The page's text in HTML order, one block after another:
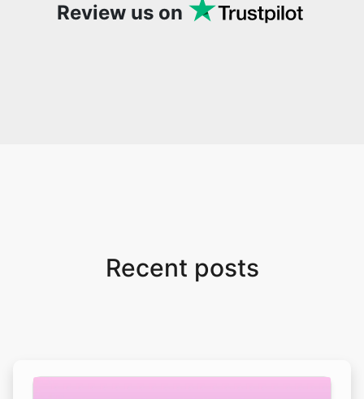
Review us on
Recent posts